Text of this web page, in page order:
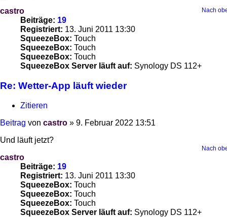
Nach
castro
Beiträge: 19
Registriert: 13. Juni 2011 13:30
SqueezeBox: Touch
SqueezeBox: Touch
SqueezeBox: Touch
SqueezeBox Server läuft auf: Synology DS 112+
Re: Wetter-App läuft wieder
Zitieren
Beitrag von castro » 9. Februar 2022 13:51
Und läuft jetzt?
Nach
castro
Beiträge: 19
Registriert: 13. Juni 2011 13:30
SqueezeBox: Touch
SqueezeBox: Touch
SqueezeBox: Touch
SqueezeBox Server läuft auf: Synology DS 112+